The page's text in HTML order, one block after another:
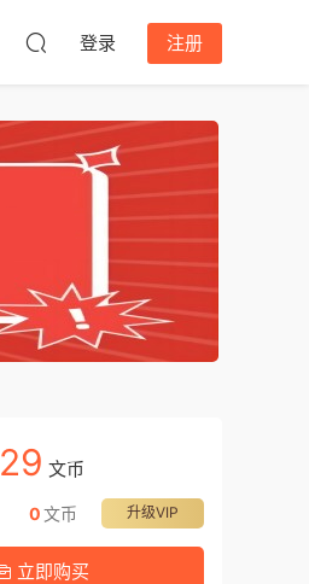
登录 注册
29 文币
升级VIP
0文币
立即购买